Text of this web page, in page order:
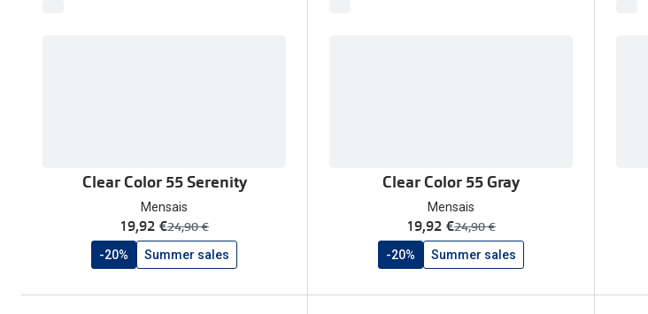
Clear Color 55 Serenity
Mensais
agora:
19,92 €era:
24,90 €
-20% Summer sales
Clear Color 55 Gray
Mensais
agora:
19,92 €era:
24,90 €
-20% Summer sales